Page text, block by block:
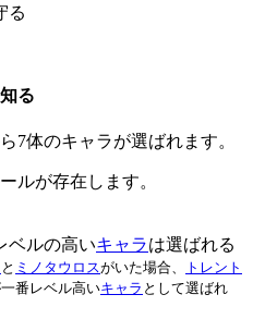
る
る
7体のキャラが選ばれます。
ルが存在します。
ベルの高いキャラは選ばれる
と ミノタウロスがいた場合、
トレント
番レベル高いキャラ として選ばれ